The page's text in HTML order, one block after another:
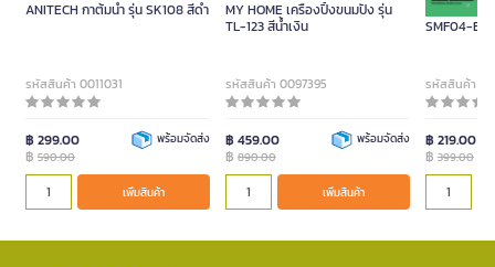
ANITECH กาต้มน้ำ รุ่น SK108 สีดำ
รหัสสินค้า 0011031
฿ 299.00
฿ 590.00
พร้อมจัดส่ง
เพิ่มสินค้า
MY HOME เครื่องปิ้งขนมปัง รุ่น
TL-123 สีน้ำเงิน
รหัสสินค้า 0097395
฿ 459.00
฿ 890.00
พร้อมจัดส่ง
เพิ่มสินค้า
ANITECH
SMF04-BR
รหัสสินค้า
฿ 219.00
฿399.00